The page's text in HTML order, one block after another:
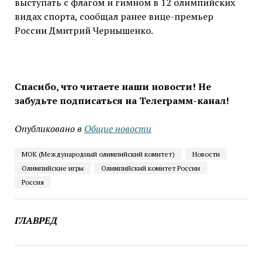
видах спорта, сообщал ранее вице-премьер
России Дмитрий Чернышенко.
Спасибо, что читаете наши новости! Не
забудьте подписаться на Телеграмм-канал!
Опубликовано в Общие новости
МОК (Международный олимпийский комитет)
Новости
Олимпийские игры
Олимпийский комитет России
Россия
ГЛАВРЕД